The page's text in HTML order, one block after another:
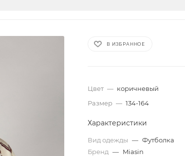
В ИЗБРАННОЕ
Цвет — коричневый
Размер — 134-164
Характеристики
Вид одежды — Футболка
Бренд — Miasin